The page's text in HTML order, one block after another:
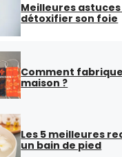
Meilleures
détoxifier son foie
Comment
maison ?
Les 5 meilleures
un bain de pied